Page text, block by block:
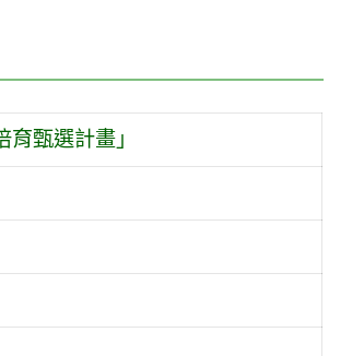
甄選計畫」